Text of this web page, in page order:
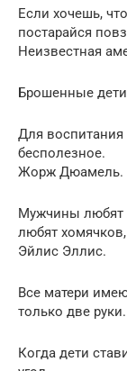
Если хочешь,
постарайся
Неизвестная
Брошенные
Для
бесполезное.
Жорж Дюамель.
Мужчины любят
любят
Эйлис Эллис.
Все матери
только две руки.
Когда дети